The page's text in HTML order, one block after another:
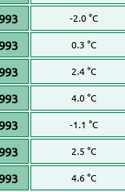
-2.0 °C
0.3 °C
2.4 °C
4.0 °C
-1.1 °C
2.5 °C
4.6 °C